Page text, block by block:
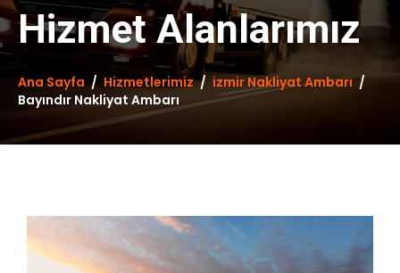
Hizmet Alanlarımız
Ana Sayfa Hizmetlerimiz
izmir Nakliyat Ambarı
Bayındır Nakliyat Ambarı